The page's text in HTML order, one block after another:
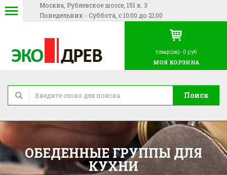
Москва, Рублевское шоссе, 151 к. 3
Понедельник - Суббота, с 10:00 до 21:00
Поиск
товар(ов)- 0 руб
МОЯ КОРЗИНА
ОБЕДЕННЫЕ ГРУППЫ ДЛЯ
КУХНИ